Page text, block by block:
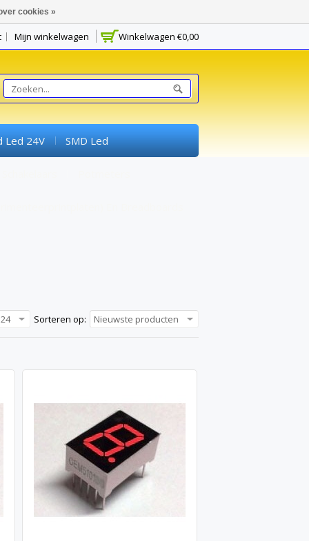
Winkelwagen €0,00
Mijn winkelwagen
Led 24V SMD Led
Sorteren op: Nieuwste producten
24
cookies »